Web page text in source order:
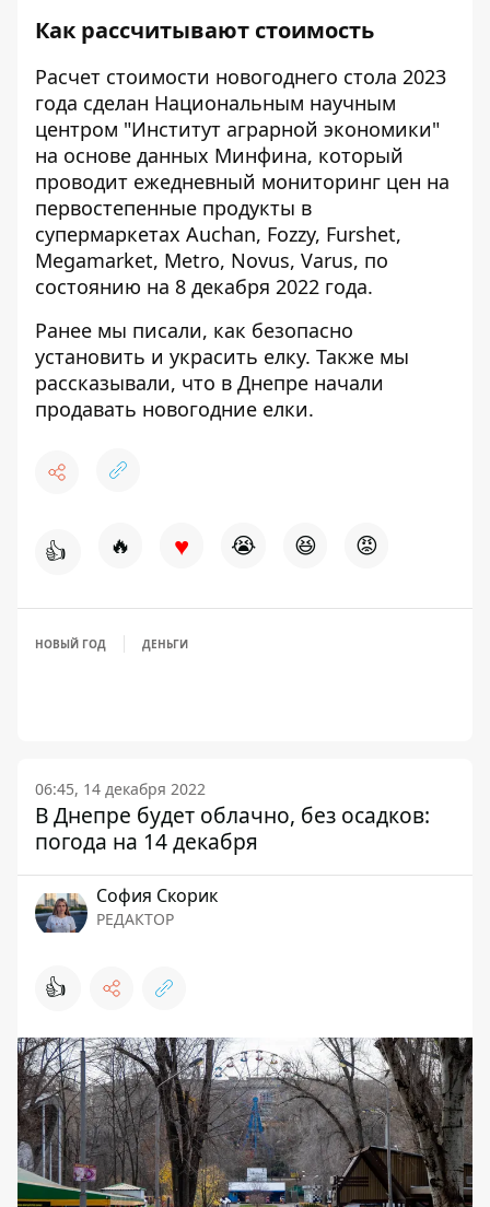
Как рассчитывают стоимость
Расчет стоимости новогоднего стола 2023
года сделан Национальным научным
центром "Институт аграрной экономики"
на основе данных Минфина, который
проводит ежедневный мониторинг цен на
первостепенные продукты в
супермаркетах Auchan, Fozzy, Furshet,
Megamarket, Metro, Novus, Varus, по
состоянию на 8 декабря 2022 года.
Ранее мы писали, как безопасно
установить и украсить елку. Также мы
рассказывали, что в Днепре начали
продавать новогодние елки.
👍 🔥 ♥ 😭 😆 😡
НОВЫЙ ГОД ДЕНЬГИ
06:45, 14 декабря 2022
В Днепре будет облачно, без осадков:
погода на 14 декабря
София Скорик
РЕДАКТОР
👍